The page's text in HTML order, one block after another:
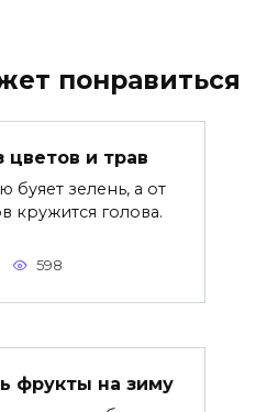
понравиться
цветов и трав
буяет зелень, а от
кружится голова.
598
фрукты на зиму